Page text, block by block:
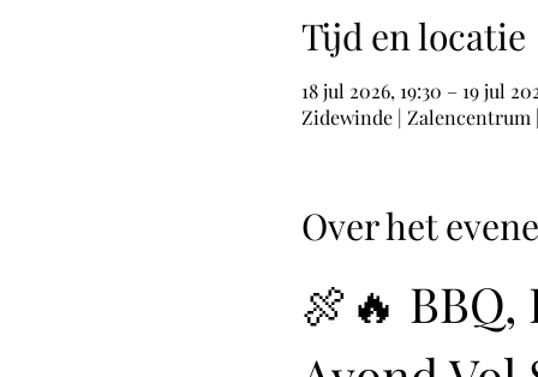
Tijd en locatie
18 jul 2026, 19:30 – 19 jul
Zidewinde | Zalencentrum
Over het
🍖🔥